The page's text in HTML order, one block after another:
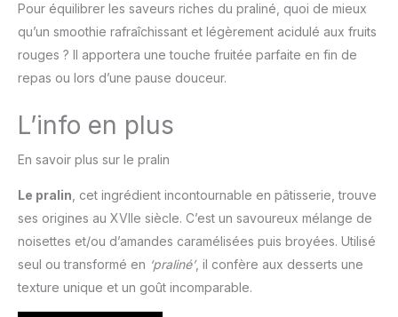
Pour équilibrer les saveurs riches du praliné, quoi de mieux
qu’un smoothie rafraîchissant et légèrement acidulé aux fruits
rouges ? Il apportera une touche fruitée parfaite en fin de
repas ou lors d’une pause douceur.
L’info en plus
En savoir plus sur le pralin
Le pralin , cet ingrédient incontournable en pâtisserie, trouve
ses origines au XVIIe siècle. C’est un savoureux mélange de
noisettes et/ou d’amandes caramélisées puis broyées. Utilisé
seul ou transformé en ‘praliné’, il confère aux desserts une
texture unique et un goût incomparable.